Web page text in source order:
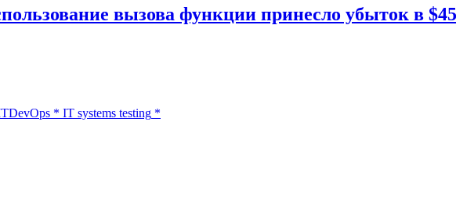
вызова функции принесло убыток в
DevOps * IT systems testing *